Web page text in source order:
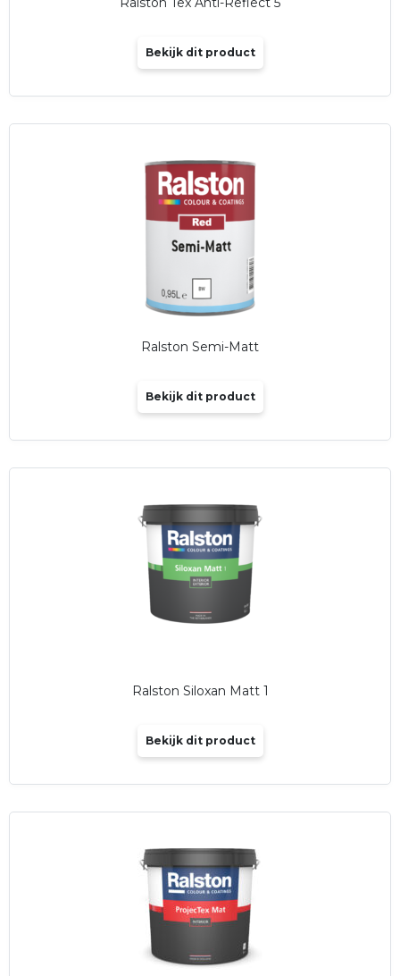
Bekijk dit product
Ralston Semi-Matt
Bekijk dit product
Ralston Siloxan Matt 1
Bekijk dit product